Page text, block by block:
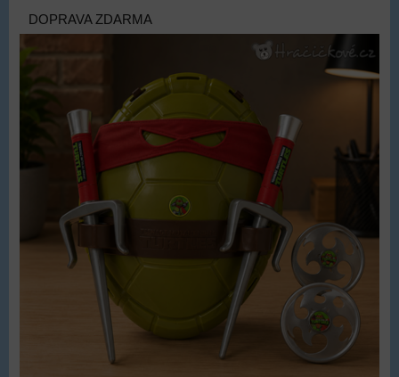
DOPRAVA ZDARMA